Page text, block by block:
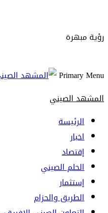
رؤية مبهرة
Primary Menu
المشهد الصيني
الرئيسة
اخبار
إقتصاد
الحلم الصيني
إستثمار
الطريق والحزام